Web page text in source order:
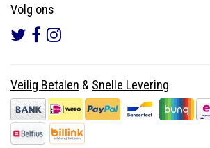
Volg ons
Veilig Betalen & Snelle Levering